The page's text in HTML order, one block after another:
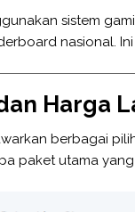
sistem
nasional.
Harga
berbagai
paket utama yang